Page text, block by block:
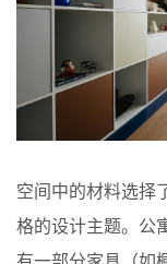
空间中的材料选择
格的设计主题。公